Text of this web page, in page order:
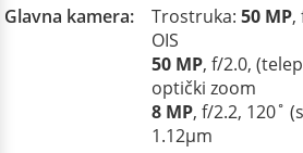
Glavna kamera:
Trostruka: 50 MP,
OIS
50 MP, f/2.0,
optički zoom
8 MP, f/2.2, 120˚
1.12µm